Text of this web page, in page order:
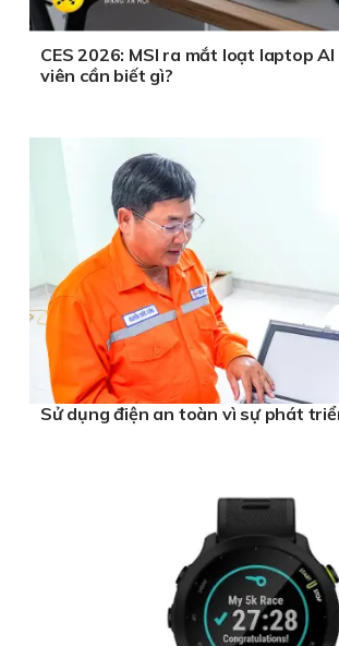
CES 2026: MSI ra mắt loạt laptop
viên cần biết gì?
Sử dụng điện an toàn vì sự phát